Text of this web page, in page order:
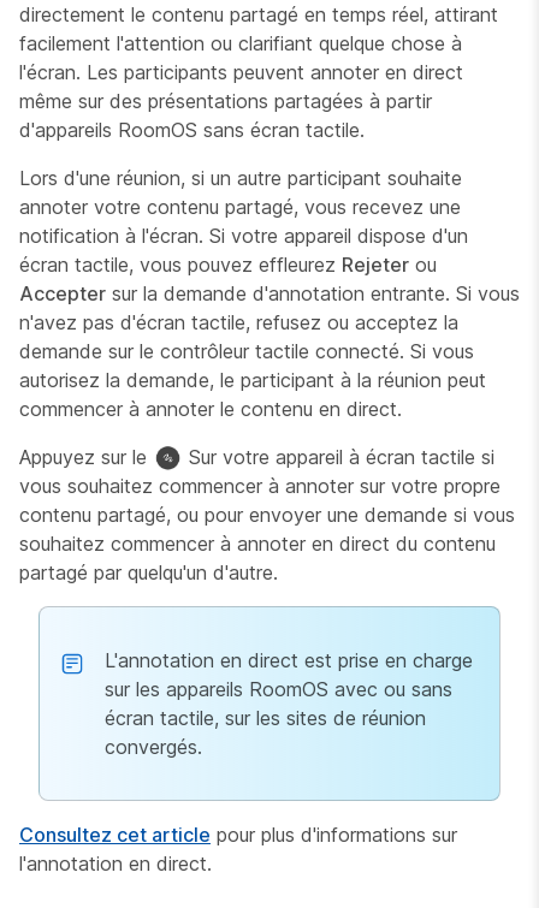
directement le contenu partagé en temps réel, attirant
facilement l'attention ou clarifiant quelque chose à
l'écran. Les participants peuvent annoter en direct
même sur des présentations partagées à partir
d'appareils RoomOS sans écran tactile.
Lors d'une réunion, si un autre participant souhaite
annoter votre contenu partagé, vous recevez une
notification à l'écran. Si votre appareil dispose d'un
écran tactile, vous pouvez effleurez Rejeter ou
Accepter sur la demande d'annotation entrante. Si vous
n'avez pas d'écran tactile, refusez ou acceptez la
demande sur le contrôleur tactile connecté. Si vous
autorisez la demande, le participant à la réunion peut
commencer à annoter le contenu en direct.
Appuyez sur le
Sur votre appareil à écran tactile si
vous souhaitez commencer à annoter sur votre propre
contenu partagé, ou pour envoyer une demande si vous
souhaitez commencer à annoter en direct du contenu
partagé par quelqu'un d'autre.
L'annotation en direct est prise en charge
sur les appareils RoomOS avec ou sans
écran tactile, sur les sites de réunion
convergés.
Consultez cet article pour plus d'informations sur
l'annotation en direct.